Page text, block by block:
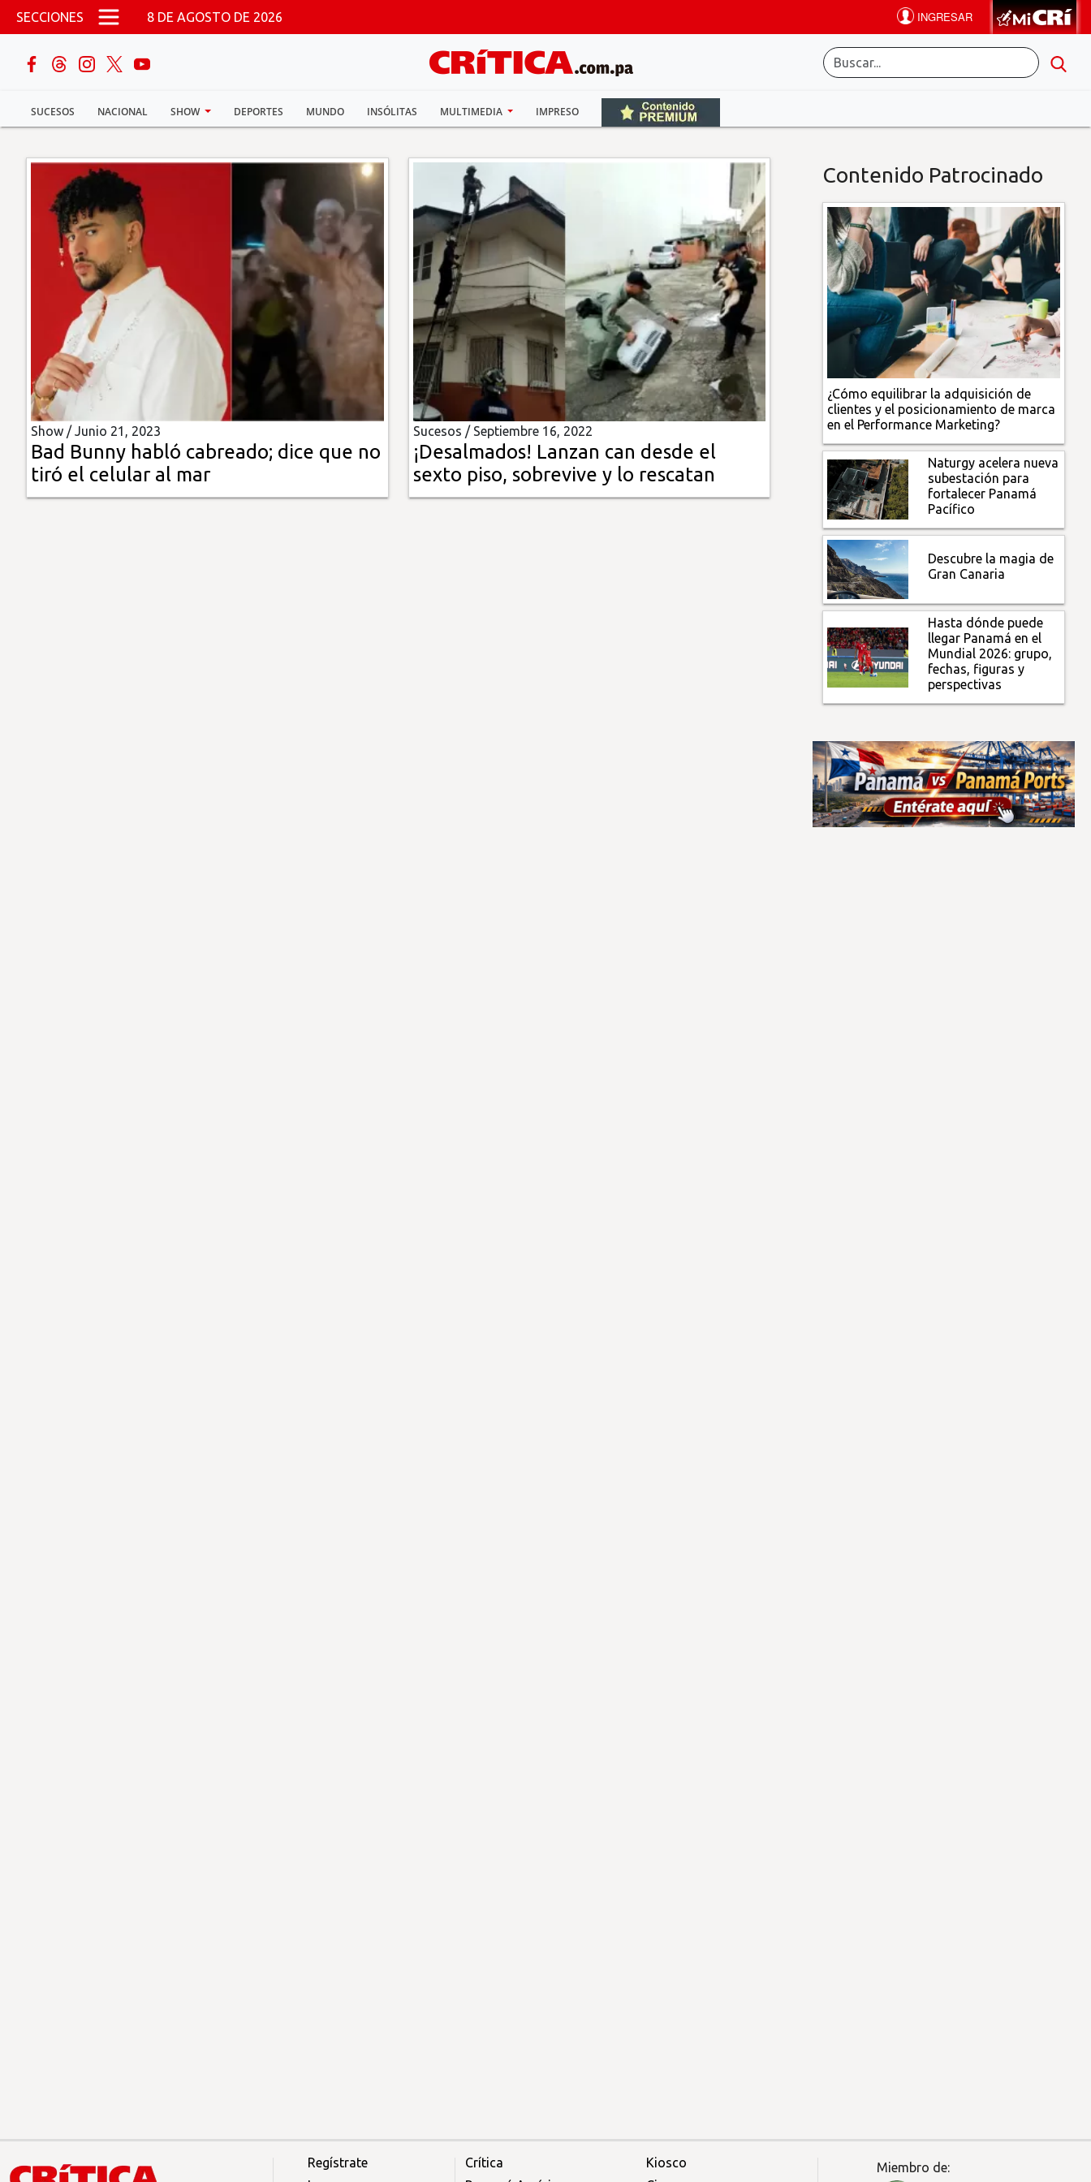
Pasar al contenido principal
SECCIONES 8 DE AGOSTO DE 2026
SUCESOS NACIONAL SHOW DEPORTES MUNDO INSÓLITAS MULTIMEDIA IMPRESO
buscar
Sucesos
Nacional
Política
Insólitas
Multimedia
Impreso
Show /Junio 21, 2023
Bad Bunny habló cabreado; dice que no
tiró el celular al mar
Sucesos / Septiembre 16, 2022
¡Desalmados! Lanzan can desde el
sexto piso, sobrevive y lo rescatan
Contenido Patrocinado
¿Cómo equilibrar la adquisición de
clientes y el posicionamiento de marca
en el Performance Marketing?
Naturgy acelera nueva
subestación para
fortalecer Panamá
Pacífico
Descubre la magia de
Gran Canaria
Hasta dónde puede
llegar Panamá en el
Mundial 2026: grupo,
fechas, figuras y
perspectivas
Regístrate
Crítica
Kiosco
Miembro de: